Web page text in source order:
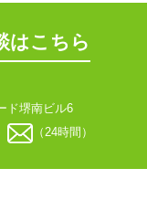
はこちら
ド堺南ビル6
（24時間）